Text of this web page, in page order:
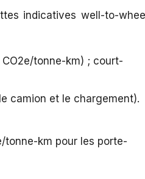
indicatives well-to-
tonne-km) ; court-
camion et le chargement).
tonne-km pour les porte-